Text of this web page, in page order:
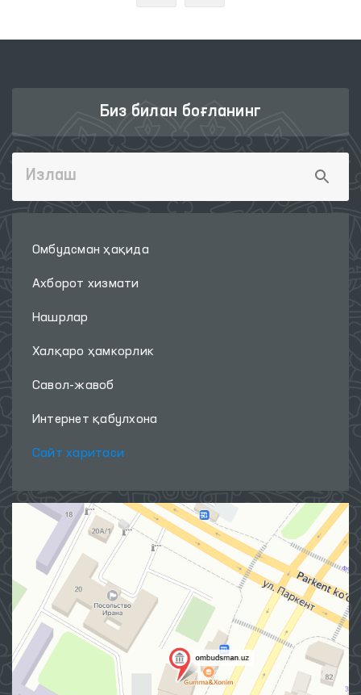
Биз билан боғланинг
Омбудсман ҳақида
Ахборот хизмати
Нашрлар
Халқаро ҳамкорлик
Савол-жавоб
Интернет қабулхона
Сайт харитаси